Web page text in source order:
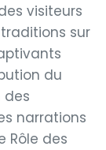
visiteurs
sur
du
des
narrations
Rôle des